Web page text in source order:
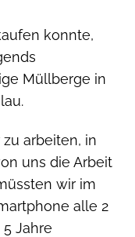
konnte,
Müllberge in
arbeiten, in
uns die Arbeit
wir im
alle 2
Jahre